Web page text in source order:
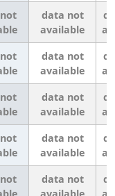
data not
available
data not
available
data not
available
data not
available
data not